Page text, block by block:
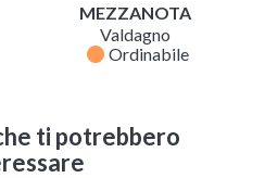
MEZZANOTA
Valdagno
fiber_manual_record Ordinabile
ti potrebbero